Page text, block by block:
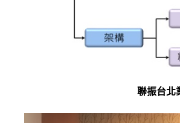
聯振台北